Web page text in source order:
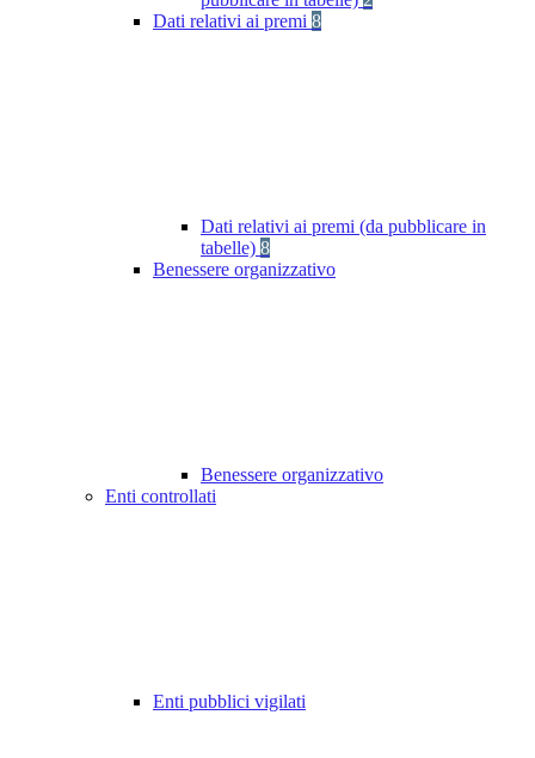
Dati relativi ai premi 8
Dati relativi ai premi (da pubblicare in
tabelle) 8
Benessere organizzativo
Benessere organizzativo
Enti controllati
Enti pubblici vigilati